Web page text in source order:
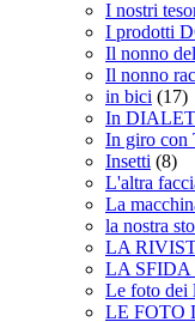
I nostri
I prodotti
Il nonno
Il nonno
in bici (17)
In
In giro con
Insetti (8)
L'altra
La
la nostra
LA
LA
Le foto dei
LE FOTO